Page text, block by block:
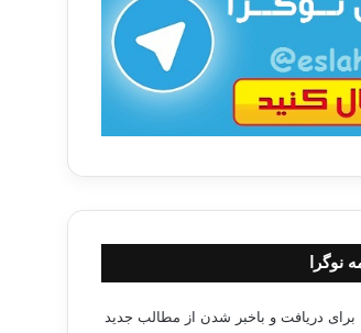
نوگرا
برای دریافت و باخبر شدن از مطالب جدید